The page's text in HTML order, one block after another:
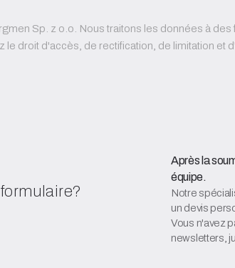
Sp. z o.o. Nous traitons les données à
le droit d'accès, de rectification, de limitation
Après la
équipe.
Notre
un devis
Vous n'avez
newsletters,